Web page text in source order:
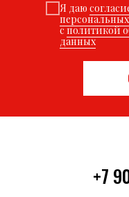
Я даю
сполитикой
данных
+7